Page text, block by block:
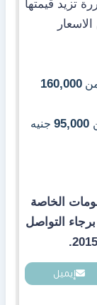
تزيد قيمتها
160,000
جنيه
الخاصة
برجاء التواصل
إيميل